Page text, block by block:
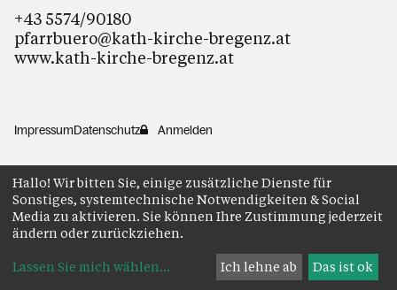
+43 5574/90180
pfarrbuero@kath-kirche-bregenz.at
www.kath-kirche-bregenz.at
ImpressumDatenschutz Anmelden
Hallo! Wir bitten Sie, einige zusätzliche Dienste für
Sonstiges, systemtechnische Notwendigkeiten & Social
Media zu aktivieren. Sie können Ihre Zustimmung jederzeit
ändern oder zurückziehen.
Lassen Sie mich wählen... Ich lehne ab Das ist ok